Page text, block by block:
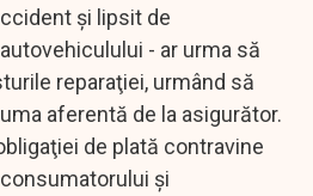
şi lipsit de
- ar urma să
reparaţiei, urmând să
aferentă de la asigurător.
de plată contravine
şi